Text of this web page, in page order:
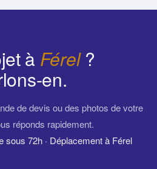
à Férel?
en.
de devis ou des photos de votre
réponds rapidement.
sous 72h · Déplacement à Férel